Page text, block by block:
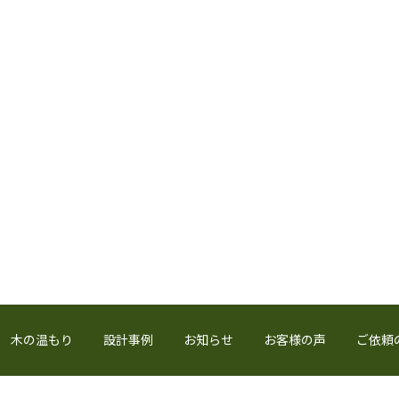
木の温もり 設計事例 お知らせ お客様の声 ご依頼